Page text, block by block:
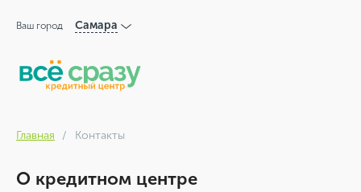
Ваш город Самара
Главная Контакты
О кредитном центре